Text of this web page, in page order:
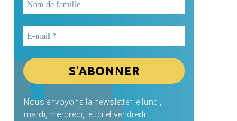
Nous envoyons la newsletter le lundi,
mardi, mercredi, jeudi et vendredi